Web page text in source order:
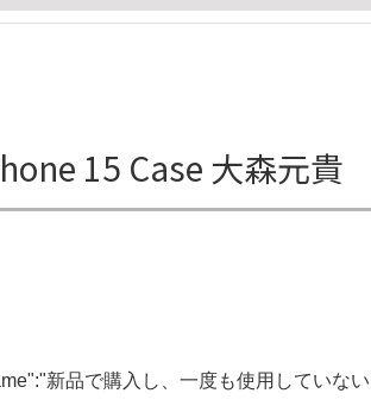
15 Case 大森元
新品で購入し、一度も使用していない